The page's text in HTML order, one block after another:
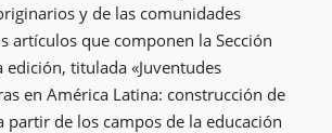
y de las comunidades
artículos que componen la Sección
edición, titulada «Juventudes
en América Latina: construcción de
partir de los campos de la educación